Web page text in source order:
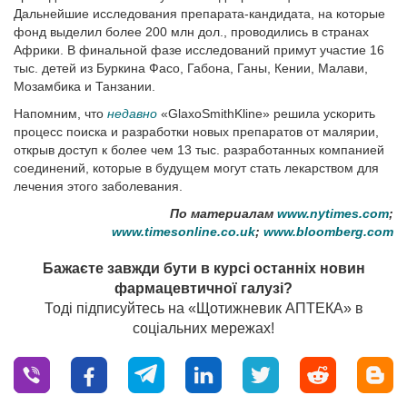
Дальнейшие исследования препарата-кандидата, на которые
фонд выделил более 200 млн дол., проводились в странах
Африки. В финальной фазе исследований примут участие 16
тыс. детей из Буркина Фасо, Габона, Ганы, Кении, Малави,
Мозамбика и Танзании.
Напомним, что недавно «GlaxoSmithKline» решила ускорить
процесс поиска и разработки новых препаратов от малярии,
открыв доступ к более чем 13 тыс. разработанных компанией
соединений, которые в будущем могут стать лекарством для
лечения этого заболевания.
По материалам www.nytimes.com;
www.timesonline.co.uk; www.bloomberg.com
Бажаєте завжди бути в курсі останніх новин
фармацевтичної галузі?
Тоді підписуйтесь на «Щотижневик АПТЕКА» в
соціальних мережах!